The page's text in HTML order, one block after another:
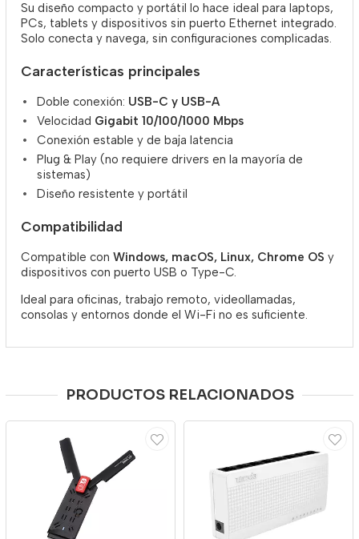
Su diseño compacto y portátil lo hace ideal para laptops,
PCs, tablets y dispositivos sin puerto Ethernet integrado.
Solo conecta y navega, sin configuraciones complicadas.
Características principales
Doble conexión: USB-C y USB-A
Velocidad Gigabit 10/100/1000 Mbps
Conexión estable y de baja latencia
Plug & Play (no requiere drivers en la mayoría de
sistemas)
Diseño resistente y portátil
Compatibilidad
Compatible con Windows, macOS, Linux, Chrome OS y
dispositivos con puerto USB o Type-C.
Ideal para oficinas, trabajo remoto, videollamadas,
consolas y entornos donde el Wi-Fi no es suficiente.
PRODUCTOS RELACIONADOS